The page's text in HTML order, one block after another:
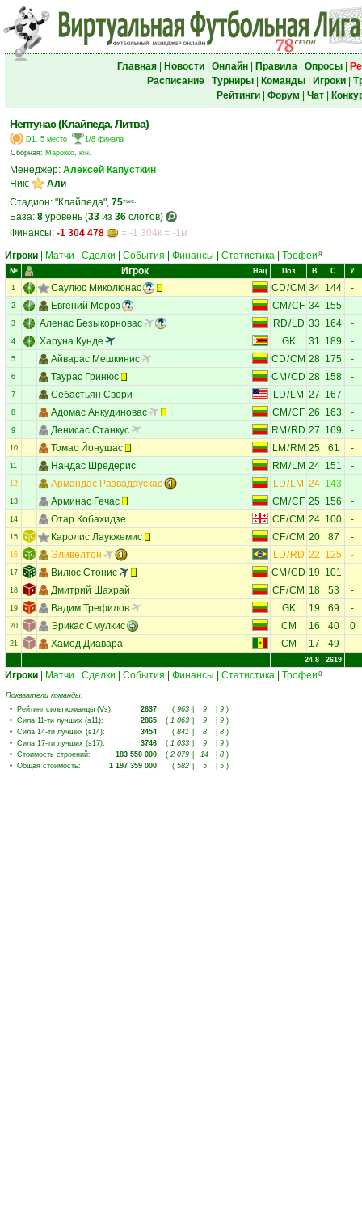
Главная| Новости| Онлайн| Правила| Опросы|
Расписание| Турниры| Команды| Игроки|
Рейтинги| Форум Чат|
Нептунас (Клайпеда, Литва)
D1, 5 место
1/8 финала
Сборная: Марокко, юн.
Менеджер: Алексей Капусткин
Ник:
Али
Стадион: "Клайпеда", 75тыс.
База: 8 уровень (33 из 36 слотов)
Финансы: -1 304 478
= -1 304к = -1м
Игроки
Матчи Сделки События Финансы Статистика Трофеи 8
№ Игрок Нац Поз В С У
1 Саулюс Миколюнас CD/CM 34 144 -
2 Евгений Мороз CM /CF 34 155 -
3 Аленас Безыкорновас RD/LD 33 164 -
4 Харуна Кунде GK 31 189 -
5 Айварас Мешкинис CD/CM 28 175 -
6 Таурас Гринюс CM /CD 28 158 -
7 Себастьян Свори LD/ LM 27 167 -
8 Адомас Анкудиновас CM /CF 26 163 -
9 Денисас Станкус RM / RD 27 169 -
10 Томас Йонушас LM /RM 25 61 -
11 Нандас Шредерис RM /LM 24 151 -
12 Армандас Развадаускас LD/ LM 24 143 -
13 Арминас Гечас CM /CF 25 156 -
14 Отар Кобахидзе CF/CM 24 100 -
15 Каролис Лаукжемис CF/CM 20 87 -
16 Эливелтон LD/RD 22 125 -
17 Вилюс Стонис CM /CD 19 101 -
18 Дмитрий Шахрай CF/CM 18 53 -
19 Вадим Трефилов GK 19 69 -
20 Эрикас Смулкис CM 16 40 0
21 Хамед Диавара CM 17 49 -
24.8 2619
Игроки Матчи Сделки События Финансы Статистика Трофеи 8
Показатели команды:
• Рейтинг силы команды (Vs): 2637 ( 963 9 9 )
• Сила 11-ти лучших (s11): 2865 ( 1 063 9 9 )
• Сила 14-ти лучших (s14): 3454 ( 841 8 8 )
• Сила 17-ти лучших (s17): 3746 ( 1 033 9 9 )
• Стоимость строений: 183 550 000 ( 2 079 14 8 )
• Общая стоимость: 1 197 359 000 ( 582 5 5 )